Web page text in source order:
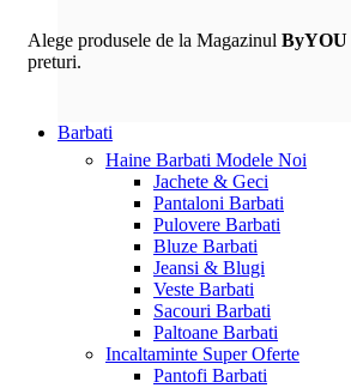
Alege produsele de la Magazinul ByYOU
preturi.
Barbati
Haine Barbati Modele Noi
Jachete & Geci
Pantaloni Barbati
Pulovere Barbati
Bluze Barbati
Jeansi & Blugi
Veste Barbati
Sacouri Barbati
Paltoane Barbati
Incaltaminte Super Oferte
Pantofi Barbati